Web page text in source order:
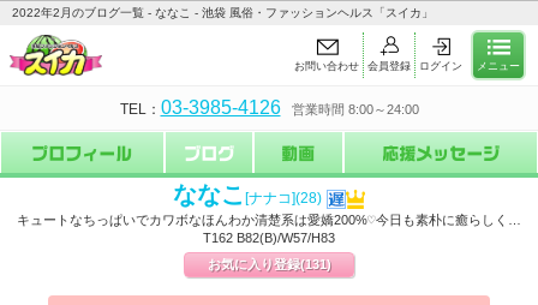
2022年2月のブログ一覧 - ななこ - 池袋 風俗・ファッションヘルス「スイカ」
お問い合わせ 会員登録 ログイン メニュー
TEL： 03-3985-4126 営業時間 8:00～24:00
ななこ [ナナコ](28)
キュートなちっぱいでカワボなほんわか清楚系は愛嬌200%♡今日も素朴に癒らしく…
T162 B82(B)/W57/H83
お気に入り登録(131)